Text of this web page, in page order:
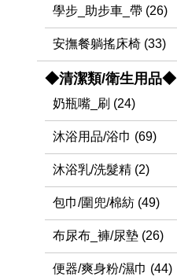
學步_助步車_帶 (26)
安撫餐躺搖床椅 (33)
◆清潔類/衛生用品◆
奶瓶嘴_刷 (24)
沐浴用品/浴巾 (69)
沐浴乳/洗髮精 (2)
包巾/圍兜/棉紡 (49)
布尿布_褲/尿墊 (26)
便器/爽身粉/濕巾 (44)